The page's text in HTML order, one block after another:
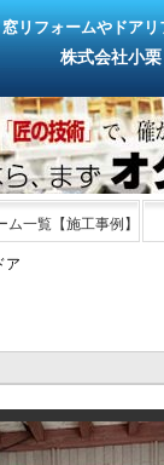
リフォームやドア
株式会社小
ム一覧【施工事例】
ア